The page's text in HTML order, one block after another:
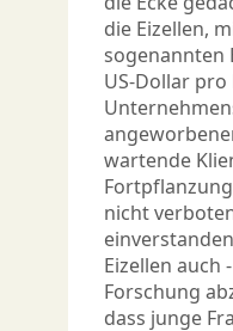
die Eizellen,
sogenannten
US-Dollar
wartende
nicht
Eizellen auch
Forschung
dass junge